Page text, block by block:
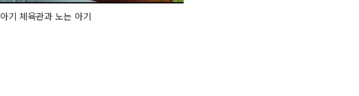
아기 체육관과 노는 아기